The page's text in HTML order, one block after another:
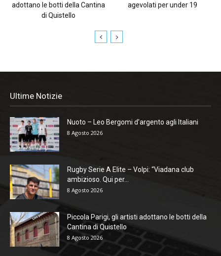
adottano le botti della Cantina
di Quistello
agevolati per under 19
Ultime Notizie
Nuoto – Leo Bergomi d’argento agli Italiani
8 Agosto 2026
Rugby Serie A Elite – Volpi: “Viadana club
ambizioso. Qui per...
8 Agosto 2026
Piccola Parigi, gli artisti adottano le botti della
Cantina di Quistello
8 Agosto 2026